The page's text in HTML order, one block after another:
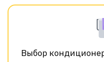
Выбор